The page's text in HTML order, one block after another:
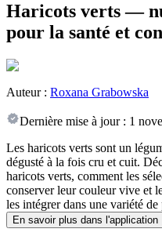
Haricots verts —
pour la santé et
Auteur : Roxana Grabowska
Dernière mise à jour : 1
Les haricots verts sont un
dégusté à la fois cru et cuit.
haricots verts, comment les
conserver leur couleur vive et
les intégrer dans une variété de
En savoir plus dans l'application